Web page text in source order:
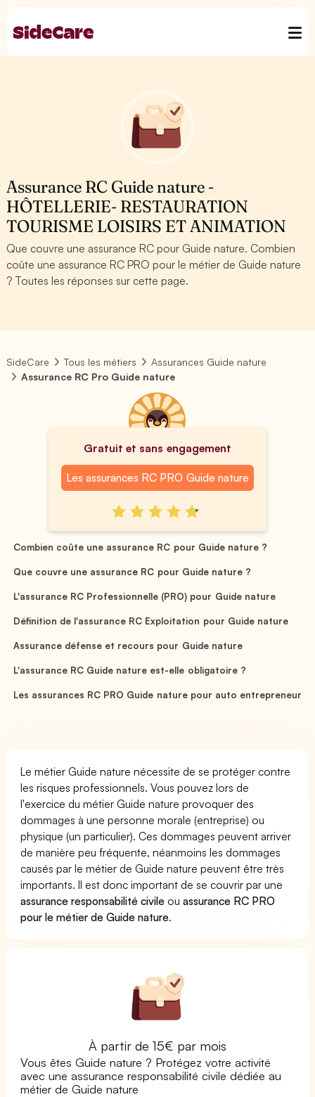
Assurance RC Guide nature -
HÔTELLERIE- RESTAURATION
TOURISME LOISIRS ET ANIMATION
Que couvre une assurance RC pour Guide nature. Combien
coûte une assurance RC PRO pour le métier de Guide nature
? Toutes les réponses sur cette page.
SideCare Tous les métiers
Assurances Guide nature
Assurance RC Pro Guide nature
Gratuit et sans engagement
Les assurances RC PRO Guide nature
Combien coûte une assurance RC pour Guide nature ?
Que couvre une assurance RC pour Guide nature ?
L'assurance RC Professionnelle (PRO) pour Guide nature
Définition de l'assurance RC Exploitation pour Guide nature
Assurance défense et recours pour Guide nature
L'assurance RC Guide nature est-elle obligatoire ?
Les assurances RC PRO Guide nature pour auto entrepreneur
Le métier Guide nature nécessite de se protéger contre
les risques professionnels. Vous pouvez lors de
l'exercice du métier Guide nature provoquer des
dommages à une personne morale (entreprise) ou
physique (un particulier). Ces dommages peuvent arriver
de manière peu fréquente, néanmoins les dommages
causés par le métier de Guide nature peuvent être très
importants. Il est donc important de se couvrir par une
assurance responsabilité civile ouassurance RC PRO
pour le métier de Guide nature.
À partir de 15€ par mois
Vous êtes Guide nature ? Protégez votre activité
avec une assurance responsabilité civile dédiée au
métier de Guide nature